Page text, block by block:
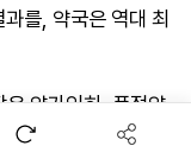
를, 약국은 역대 최
약가인하, 품절약
병원·의원 유형의